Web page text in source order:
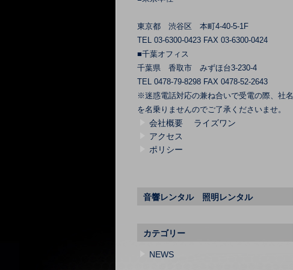
東京都 渋谷区 本町4-40-5-1F
TEL 03-6300-0423 FAX 03-6300-0424
■千葉オフィス
千葉県 香取市 みずほ台3-230-4
TEL 0478-79-8298 FAX 0478-52-2643
※迷惑電話対応の兼ね合いで受電の際、社名
を名乗りませんのでご了承くださいませ。
会社概要 ライズワン
アクセス
ポリシー
音響レンタル 照明レンタル
カテゴリー
NEWS